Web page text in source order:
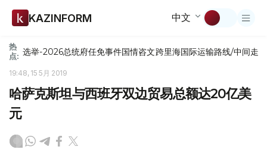
KAZINFORM 中文
热
点: 选举-2026总统府任免事件国情咨文跨里海国际运输路线/中间走廊
19:48, 15 5月 2019
哈萨克斯坦与西班牙双边贸易总额达20亿美
元